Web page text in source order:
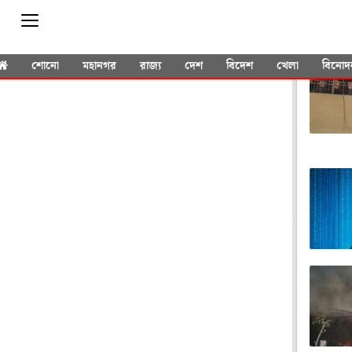
শোনো মহানগর রাজ্য দেশ বিদেশ খেলা
YOU